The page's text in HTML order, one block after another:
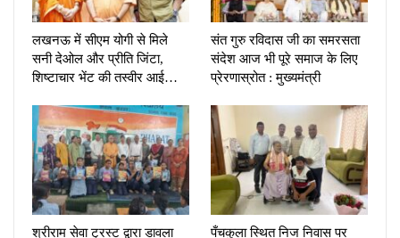
लखनऊ में सीएम योगी से मिले
सनी देओल और प्रीति जिंटा,
शिष्टाचार भेंट की तस्वीर आई…
संत गुरु रविदास जी का समरसता
संदेश आज भी पूरे समाज के लिए
प्रेरणास्रोत : मुख्यमंत्री
श्रीराम सेवा ट्रस्ट द्वारा डावला
पँचकुला स्थित निज निवास पर